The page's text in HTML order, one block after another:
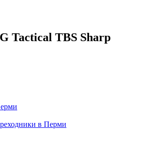
Tactical TBS Sharp
в Перми